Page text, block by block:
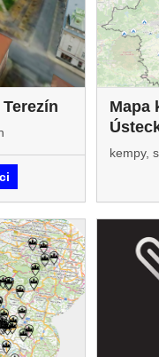
Mapa
kempy,